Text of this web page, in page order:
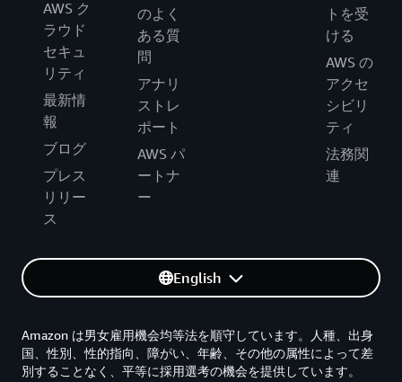
AWS ク
ラウド
セキュ
リティ
最新情
報
ブログ
プレス
リリー
ス
のよく
ある質
問
アナリ
ストレ
ポート
AWS パ
ートナ
ー
トを受
ける
AWS の
アクセ
シビリ
ティ
法務関
連
English
Amazon は男女雇用機会均等法を順守しています。人種、出身
国、性別、性的指向、障がい、年齢、その他の属性によって差
別することなく、平等に採用選考の機会を提供しています。